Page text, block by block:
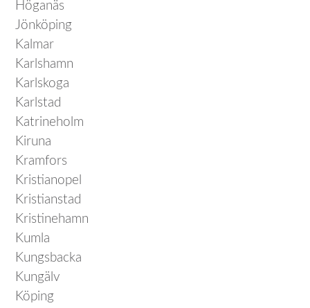
Höganäs
Jönköping
Kalmar
Karlshamn
Karlskoga
Karlstad
Katrineholm
Kiruna
Kramfors
Kristianopel
Kristianstad
Kristinehamn
Kumla
Kungsbacka
Kungälv
Köping